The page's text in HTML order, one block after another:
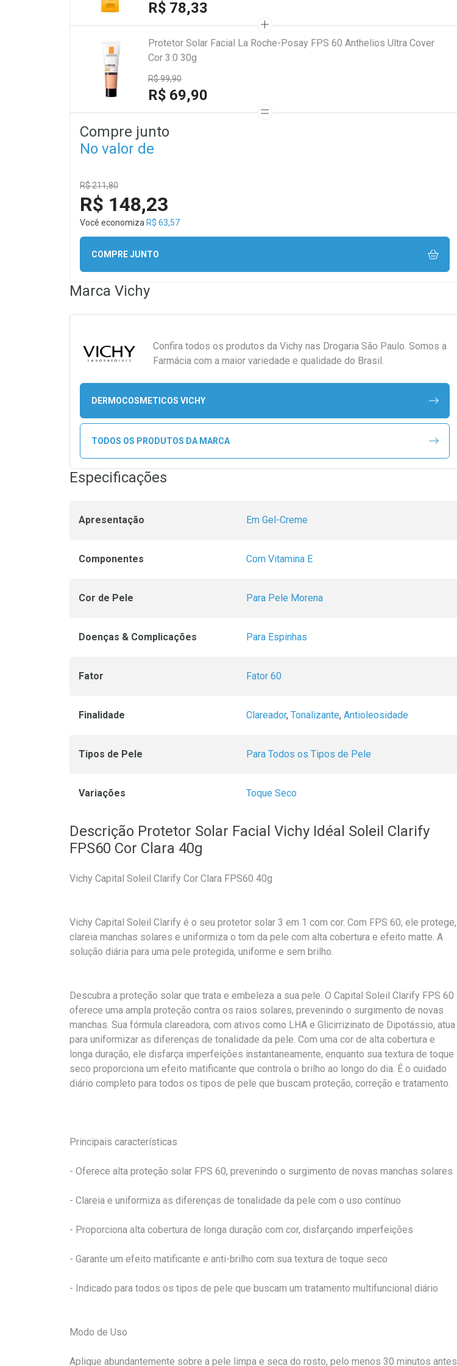
R$ 78,33
Protetor Solar Facial La Roche-Posay FPS 60 Anthelios Ultra Cover
Cor 3.0 30g
R$ 99,90
R$ 69,90
Compre junto
No valor de
R$ 211,80
R$ 148,23
Você economiza R$ 63,57
COMPRE JUNTO
Marca Vichy
Confira todos os produtos da Vichy nas Drogaria São Paulo. Somos a
Farmácia com a maior variedade e qualidade do Brasil.
DERMOCOSMETICOS VICHY
TODOS OS PRODUTOS DA MARCA
Especificações
Apresentação Em Gel-Creme
Componentes Com Vitamina E
Cor de Pele Para Pele Morena
Doenças & Complicações Para Espinhas
Fator Fator 60
Finalidade Clareador, Tonalizante, Antioleosidade
Tipos de Pele Para Todos os Tipos de Pele
Variações Toque Seco
Descrição Protetor Solar Facial Vichy Idéal Soleil Clarify
FPS60 Cor Clara 40g
Vichy Capital Soleil Clarify Cor Clara FPS60 40g
Vichy Capital Soleil Clarify é o seu protetor solar 3 em 1 com cor. Com FPS 60, ele protege,
clareia manchas solares e uniformiza o tom da pele com alta cobertura e efeito matte. A
solução diária para uma pele protegida, uniforme e sem brilho.
Descubra a proteção solar que trata e embeleza a sua pele. O Capital Soleil Clarify FPS 60
oferece uma ampla proteção contra os raios solares, prevenindo o surgimento de novas
manchas. Sua fórmula clareadora, com ativos como LHA e Glicirrizinato de Dipotássio, atua
para uniformizar as diferenças de tonalidade da pele. Com uma cor de alta cobertura e
longa duração, ele disfarça imperfeições instantaneamente, enquanto sua textura de toque
seco proporciona um efeito matificante que controla o brilho ao longo do dia. É o cuidado
diário completo para todos os tipos de pele que buscam proteção, correção e tratamento.
Principais características
- Oferece alta proteção solar FPS 60, prevenindo o surgimento de novas manchas solares
- Clareia e uniformiza as diferenças de tonalidade da pele com o uso contínuo
- Proporciona alta cobertura de longa duração com cor, disfarçando imperfeições
- Garante um efeito matificante e anti-brilho com sua textura de toque seco
- Indicado para todos os tipos de pele que buscam um tratamento multifuncional diário
Modo de Uso
Aplique abundantemente sobre a pele limpa e seca do rosto, pelo menos 30 minutos antes